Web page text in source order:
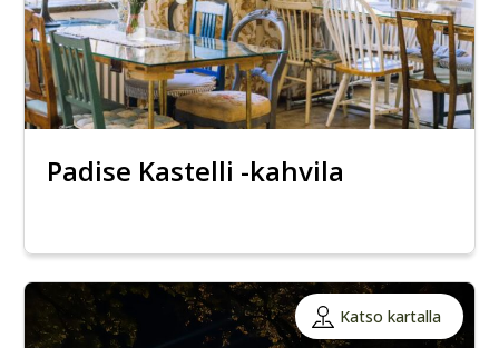
Padise Kastelli -kahvila
Katso kartalla